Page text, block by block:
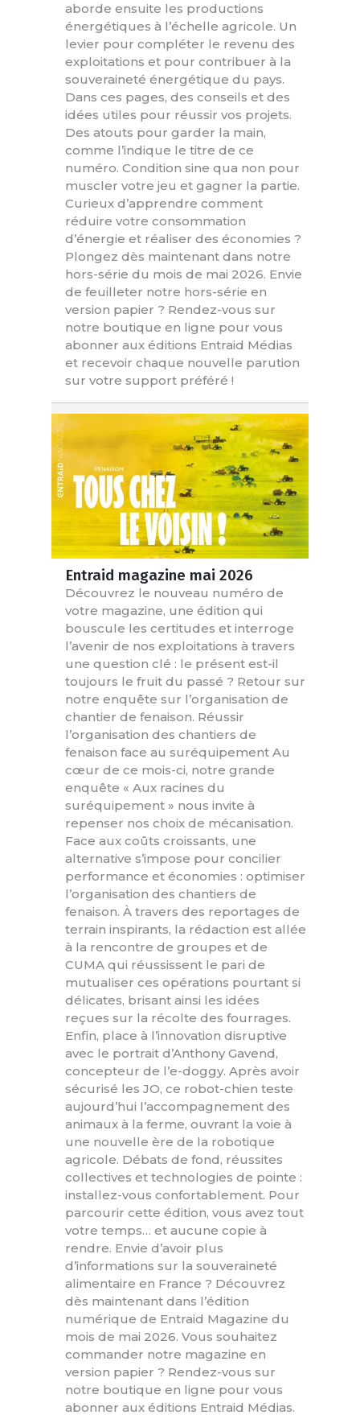
aborde ensuite les productions
énergétiques à l’échelle agricole. Un
levier pour compléter le revenu des
exploitations et pour contribuer à la
souveraineté énergétique du pays.
Dans ces pages, des conseils et des
idées utiles pour réussir vos projets.
Des atouts pour garder la main,
comme l’indique le titre de ce
numéro. Condition sine qua non pour
muscler votre jeu et gagner la partie.
Curieux d’apprendre comment
réduire votre consommation
d’énergie et réaliser des économies ?
Plongez dès maintenant dans notre
hors-série du mois de mai 2026. Envie
de feuilleter notre hors-série en
version papier ? Rendez-vous sur
notre boutique en ligne pour vous
abonner aux éditions Entraid Médias
et recevoir chaque nouvelle parution
sur votre support préféré !
Entraid magazine mai 2026
Découvrez le nouveau numéro de
votre magazine, une édition qui
bouscule les certitudes et interroge
l’avenir de nos exploitations à travers
une question clé : le présent est-il
toujours le fruit du passé ? Retour sur
notre enquête sur l’organisation de
chantier de fenaison. Réussir
l’organisation des chantiers de
fenaison face au suréquipement Au
cœur de ce mois-ci, notre grande
enquête « Aux racines du
suréquipement » nous invite à
repenser nos choix de mécanisation.
Face aux coûts croissants, une
alternative s’impose pour concilier
performance et économies : optimiser
l’organisation des chantiers de
fenaison. À travers des reportages de
terrain inspirants, la rédaction est allée
à la rencontre de groupes et de
CUMA qui réussissent le pari de
mutualiser ces opérations pourtant si
délicates, brisant ainsi les idées
reçues sur la récolte des fourrages.
Enfin, place à l’innovation disruptive
avec le portrait d’Anthony Gavend,
concepteur de l’e-doggy. Après avoir
sécurisé les JO, ce robot-chien teste
aujourd’hui l’accompagnement des
animaux à la ferme, ouvrant la voie à
une nouvelle ère de la robotique
agricole. Débats de fond, réussites
collectives et technologies de pointe :
installez-vous confortablement. Pour
parcourir cette édition, vous avez tout
votre temps… et aucune copie à
rendre. Envie d’avoir plus
d’informations sur la souveraineté
alimentaire en France ? Découvrez
dès maintenant dans l’édition
numérique de Entraid Magazine du
mois de mai 2026. Vous souhaitez
commander notre magazine en
version papier ? Rendez-vous sur
notre boutique en ligne pour vous
abonner aux éditions Entraid Médias.